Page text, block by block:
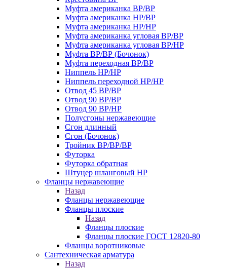
Муфта американка ВР/ВР
Муфта американка НР/ВР
Муфта американка НР/НР
Муфта американка угловая ВР/ВР
Муфта американка угловая ВР/НР
Муфта ВР/ВР (Бочонок)
Муфта переходная ВР/ВР
Ниппель НР/НР
Ниппель переходной НР/НР
Отвод 45 ВР/ВР
Отвод 90 ВР/ВР
Отвод 90 ВР/НР
Полусгоны нержавеющие
Сгон длинный
Сгон (Бочонок)
Тройник ВР/ВР/ВР
Футорка
Футорка обратная
Штуцер шланговый НР
Фланцы нержавеющие
Назад
Фланцы нержавеющие
Фланцы плоские
Назад
Фланцы плоские
Фланцы плоские ГОСТ 12820-80
Фланцы воротниковые
Сантехническая арматура
Назад